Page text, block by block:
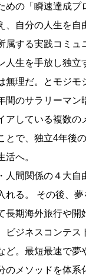
めの「瞬速達成プ
、自分の人生を自
属する実践コミュ
人生を手放し独立
無理だ。とモジモ
間のサラリーマン
アしている複数の
とで、独立4年後
活へ。
人間関係の４大自
れる。 その後、夢
長期海外旅行や開
ビジネスコンテス
ど。最短最速で夢
のメソッドを体系